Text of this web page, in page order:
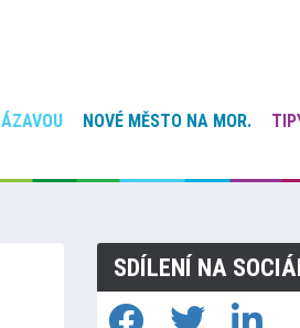
NOVÉ MĚSTO NA MOR.
SDÍLENÍ NA